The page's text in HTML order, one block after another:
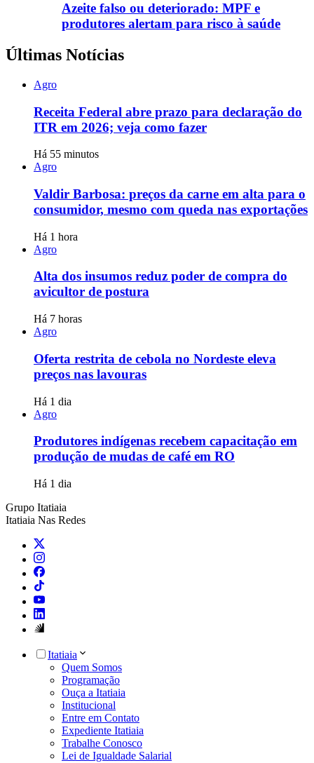
Azeite falso ou deteriorado: MPF e
produtores alertam para risco à saúde
Últimas Notícias
Agro
Receita Federal abre prazo para declaração do
ITR em 2026; veja como fazer
Há 55 minutos
Agro
Valdir Barbosa: preços da carne em alta para o
consumidor, mesmo com queda nas exportações
Há 1 hora
Agro
Alta dos insumos reduz poder de compra do
avicultor de postura
Há 7 horas
Agro
Oferta restrita de cebola no Nordeste eleva
preços nas lavouras
Há 1 dia
Agro
Produtores indígenas recebem capacitação em
produção de mudas de café em RO
Há 1 dia
Grupo Itatiaia
Itatiaia Nas Redes
Itatiaia
Quem Somos
Programação
Ouça a Itatiaia
Institucional
Entre em Contato
Expediente Itatiaia
Trabalhe Conosco
Lei de Igualdade Salarial